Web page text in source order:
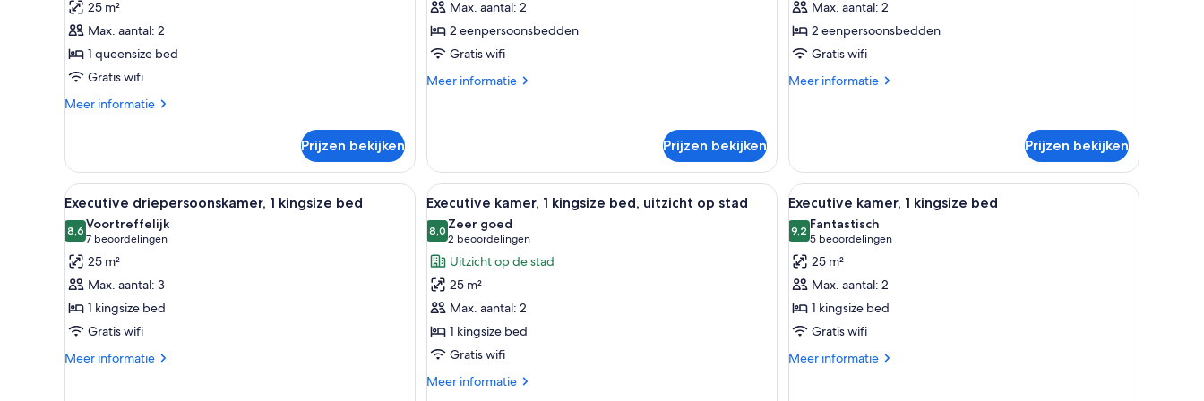
1
queensize
bed
laden
25 m²
Max. aantal: 2
1 queensize bed
Gratis wifi
Meer informatie
Meer
kamer,
queensize
bed
Prijzen bekijken
2
eenpersoonsbedden
laden
Max. aantal: 2
2 eenpersoonsbedden
Gratis wifi
Meer informatie
Meer
2
eenpersoonsbedden
Prijzen bekijken
2
eenpersoonsbedden
laden
Max. aantal: 2
2 eenpersoonsbedden
Gratis wifi
Meer informatie
Meer
2
eenpersoonsbedden
Prijzen bekijken
Alle
foto's
voor
Executive
driepersoonskamer,
1
kingsize
bed
laden
Een hotelkamer met een bed, een nachtkastje met een lamp, een vaas met bloemen en een gele stoel.
6
Executive driepersoonskamer, 1 kingsize bed
8,68,6 van 10
Voortreffelijk
7 beoordelingen
(7
beoordelingen)
25 m²
Max. aantal: 3
1 kingsize bed
Gratis wifi
Meer informatie
Meer
Alle
foto's
voor
Executive
kamer,
1
kingsize
bed,
uitzicht
op
Een hotelkamer met een bed, een gele fauteuil, een bureau met een karretje en uitzicht op de stad.
8
Executive kamer, 1 kingsize bed, uitzicht op stad
8,08,0 van 10
Zeer goed
2 beoordelingen
(2
beoordelingen)
Uitzicht op de stad
25 m²
Max. aantal: 2
1 kingsize bed
Gratis wifi
Meer informatie
Meer
Alle
foto's
voor
Executive
kamer,
1
kingsize
bed
laden
Een hotelkamer met een groot bed, een
7
Executive kamer, 1 kingsize bed
9,29,2 van 10
Fantastisch
5 beoordelingen
(5
beoordelingen)
25 m²
Max. aantal: 2
1 kingsize bed
Gratis wifi
Meer informatie
Meer